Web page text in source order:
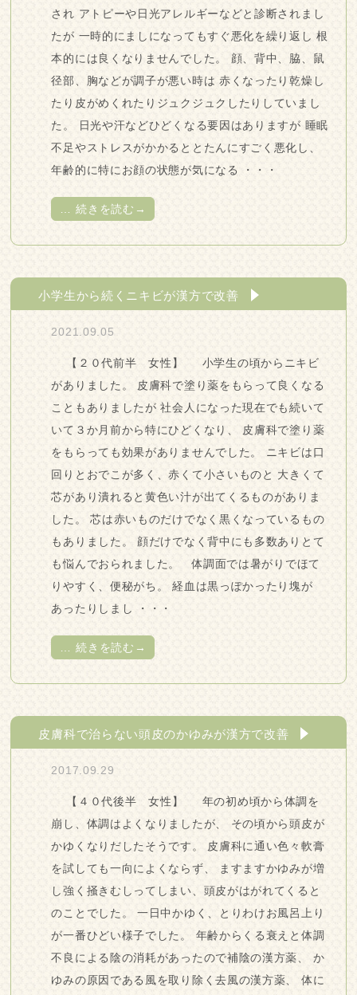
され アトピーや日光アレルギーなどと診断されまし
たが 一時的にましになってもすぐ悪化を繰り返し 根
本的には良くなりませんでした。 顔、背中、脇、鼠
径部、胸などが調子が悪い時は 赤くなったり乾燥し
たり皮がめくれたりジュクジュクしたりしていまし
た。 日光や汗などひどくなる要因はありますが 睡眠
不足やストレスがかかるととたんにすごく悪化し、
年齢的に特にお顔の状態が気になる ・・・
… 続きを読む→
小学生から続くニキビが漢方で改善
2021.09.05
【２０代前半 女性】 小学生の頃からニキビ
がありました。 皮膚科で塗り薬をもらって良くなる
こともありましたが 社会人になった現在でも続いて
いて３か月前から特にひどくなり、 皮膚科で塗り薬
をもらっても効果がありませんでした。 ニキビは口
回りとおでこが多く、赤くて小さいものと 大きくて
芯があり潰れると黄色い汁が出てくるものがありま
した。 芯は赤いものだけでなく黒くなっているもの
もありました。 顔だけでなく背中にも多数ありとて
も悩んでおられました。 体調面では暑がりでほて
りやすく、便秘がち。 経血は黒っぽかったり塊が
あったりしまし ・・・
… 続きを読む→
皮膚科で治らない頭皮のかゆみが漢方で改善
2017.09.29
【４０代後半 女性】 年の初め頃から体調を
崩し、体調はよくなりましたが、 その頃から頭皮が
かゆくなりだしたそうです。 皮膚科に通い色々軟膏
を試しても一向によくならず、 ますますかゆみが増
し強く掻きむしってしまい、頭皮がはがれてくると
のことでした。 一日中かゆく、とりわけお風呂上り
が一番ひどい様子でした。 年齢からくる衰えと体調
不良による陰の消耗があったので補陰の漢方薬、 か
ゆみの原因である風を取り除く去風の漢方薬、 体に